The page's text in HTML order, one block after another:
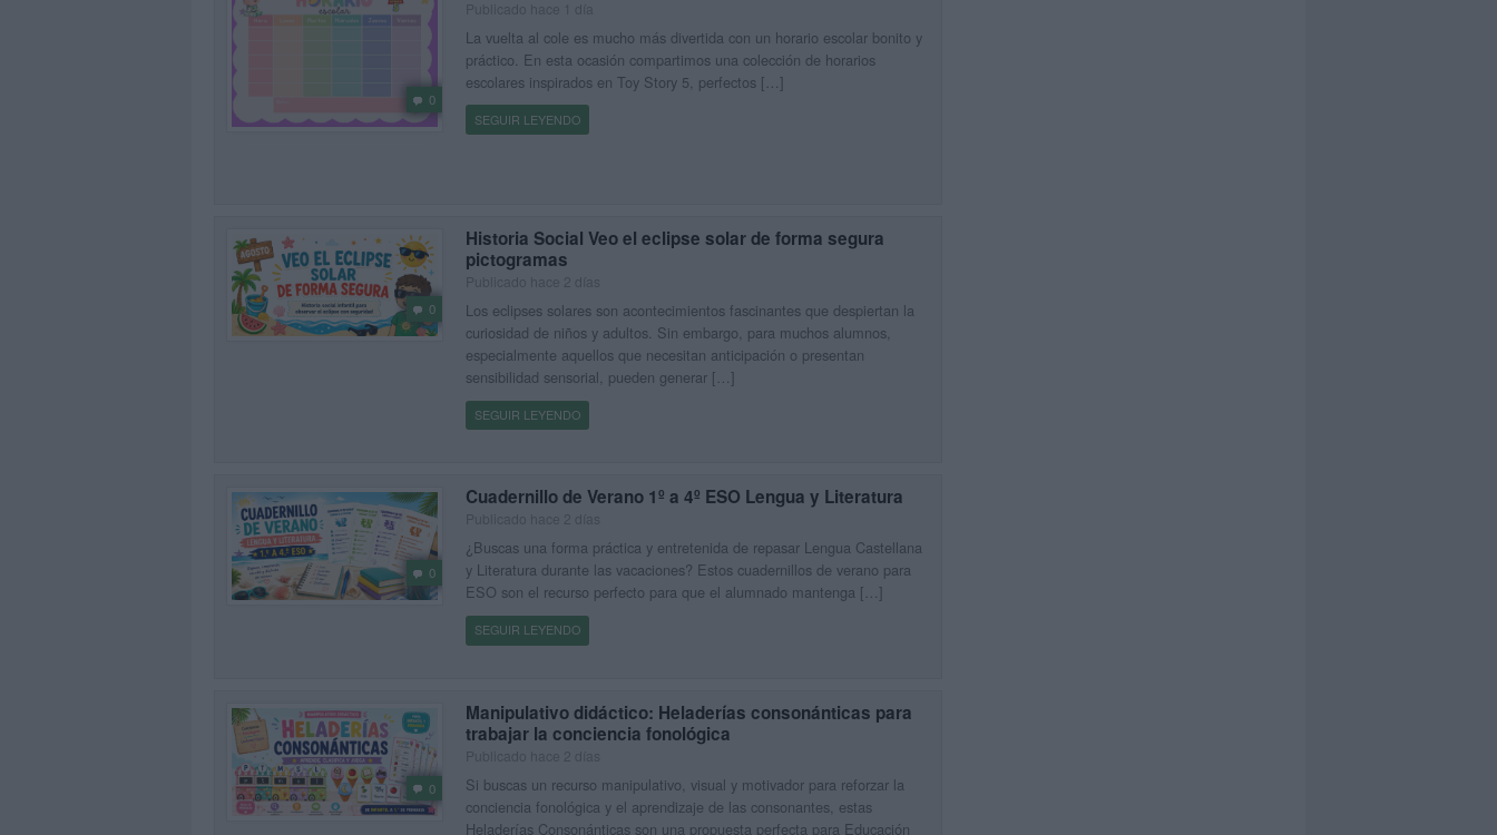
0
La vuelta al cole es mucho más divertida con un horario escolar bonito y
práctico. En esta ocasión compartimos una colección de horarios
escolares inspirados en Toy Story 5, perfectos […]
SEGUIR LEYENDO
0
Historia Social Veo el eclipse solar de forma segura
pictogramas
Los eclipses solares son acontecimientos fascinantes que despiertan la
curiosidad de niños y adultos. Sin embargo, para muchos alumnos,
especialmente aquellos que necesitan anticipación o presentan
sensibilidad sensorial, pueden generar […]
SEGUIR LEYENDO
0
Cuadernillo de Verano 1º a 4º ESO Lengua y Literatura
¿Buscas una forma práctica y entretenida de repasar Lengua Castellana
y Literatura durante las vacaciones? Estos cuadernillos de verano para
ESO son el recurso perfecto para que el alumnado mantenga […]
SEGUIR LEYENDO
0
Manipulativo didáctico: Heladerías consonánticas para
trabajar la conciencia fonológica
Si buscas un recurso manipulativo, visual y motivador para reforzar la
conciencia fonológica y el aprendizaje de las consonantes, estas
Heladerías Consonánticas son una propuesta perfecta para Educación